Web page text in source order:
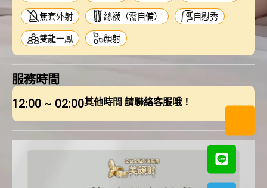
無套外射 絲襪（需自備） 自慰秀
雙龍一鳳 顏射
服務時間
12:00 ~ 02:00其他時間 請聯絡客服哦！